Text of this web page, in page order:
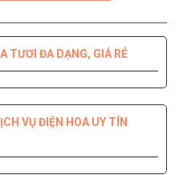
TƯƠI ĐA DẠNG, GIÁ RẺ
VỤ ĐIỆN HOA UY TÍN